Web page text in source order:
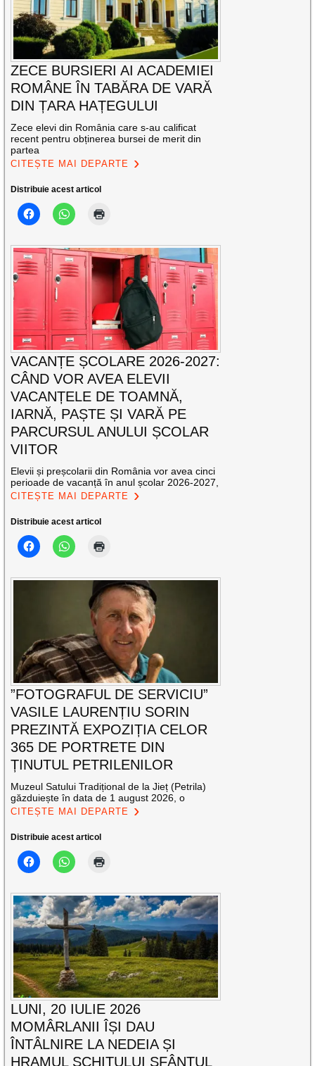
ZECE BURSIERI AI ACADEMIEI
ROMÂNE ÎN TABĂRA DE VARĂ
DIN ȚARA HAȚEGULUI
Zece elevi din România care s-au calificat
recent pentru obținerea bursei de merit din
partea
CITEȘTE MAI DEPARTE
Distribuie acest articol
VACANȚE ȘCOLARE 2026-2027:
CÂND VOR AVEA ELEVII
VACANȚELE DE TOAMNĂ,
IARNĂ, PAȘTE ȘI VARĂ PE
PARCURSUL ANULUI ȘCOLAR
VIITOR
Elevii și preșcolarii din România vor avea cinci
perioade de vacanță în anul școlar 2026-2027,
CITEȘTE MAI DEPARTE
Distribuie acest articol
”FOTOGRAFUL DE SERVICIU”
VASILE LAURENȚIU SORIN
PREZINTĂ EXPOZIȚIA CELOR
365 DE PORTRETE DIN
ȚINUTUL PETRILENILOR
Muzeul Satului Tradițional de la Jieț (Petrila)
găzduiește în data de 1 august 2026, o
CITEȘTE MAI DEPARTE
Distribuie acest articol
LUNI, 20 IULIE 2026
MOMÂRLANII ÎȘI DAU
ÎNTÂLNIRE LA NEDEIA ȘI
HRAMUL SCHITULUI SFÂNTUL